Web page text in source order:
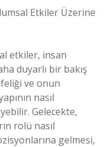
Etkiler Üzerine
etkiler, insan
duyarlı bir bakış
ve onun
nasıl
Gelecekte,
rolü nasıl
gelmesi,